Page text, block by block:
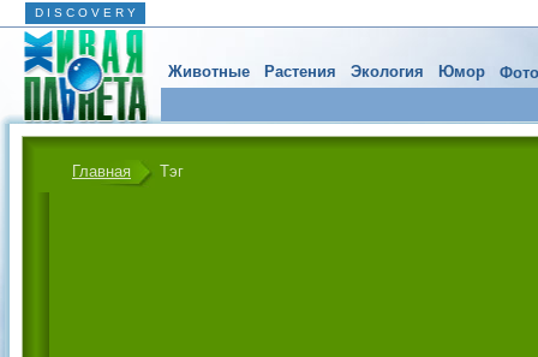
D I S C O V E R Y
Животные Растения Экология Юмор
Главная Тэг